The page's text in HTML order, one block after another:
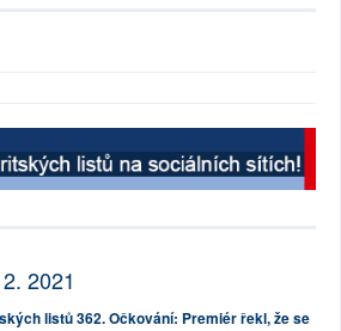
2021
listů 362. Očkování: Premiér řekl, že se